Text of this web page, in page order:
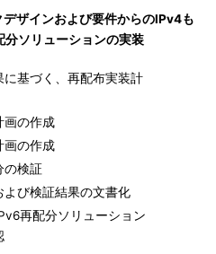
ザインおよび要件からのIPv4も
分ソリューションの実装
に基づく、再配布実装計
画の作成
画の作成
の検証
よび検証結果の文書化
再配分ソリューション